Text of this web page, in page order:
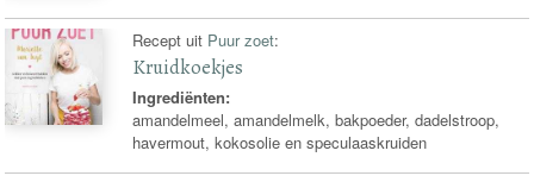
Recept uit Puur zoet:
Kruidkoekjes
Ingrediënten:
amandelmeel, amandelmelk, bakpoeder, dadelstroop,
havermout, kokosolie en speculaaskruiden